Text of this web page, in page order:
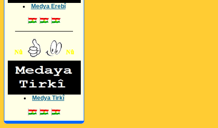
Medya Erebî
Medya Tirkî